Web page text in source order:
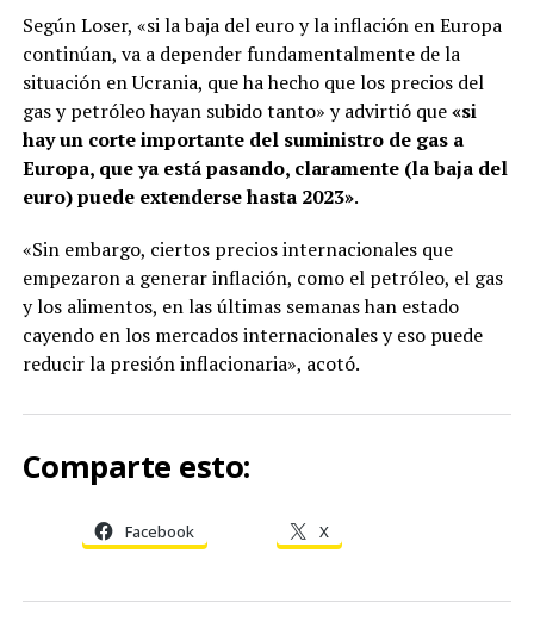
Según Loser, «si la baja del euro y la inflación en Europa
continúan, va a depender fundamentalmente de la
situación en Ucrania, que ha hecho que los precios del
gas y petróleo hayan subido tanto» y advirtió que«si
hay un corte importante del suministro de gas a
Europa, que ya está pasando, claramente (la baja del
euro) puede extenderse hasta 2023».
«Sin embargo, ciertos precios internacionales que
empezaron a generar inflación, como el petróleo, el gas
y los alimentos, en las últimas semanas han estado
cayendo en los mercados internacionales y eso puede
reducir la presión inflacionaria», acotó.
Comparte esto:
Facebook X